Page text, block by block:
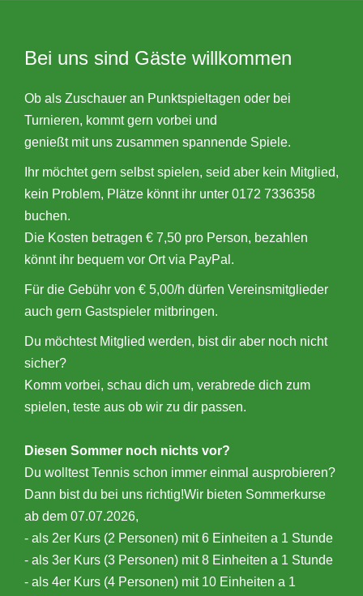
Bei uns sind Gäste willkommen
Ob als Zuschauer an Punktspieltagen oder bei
Turnieren, kommt gern vorbei und
genießt mit uns zusammen spannende Spiele.
Ihr möchtet gern selbst spielen, seid aber kein Mitglied,
kein Problem, Plätze könnt ihr unter 0172 7336358
buchen.
Die Kosten betragen € 7,50 pro Person, bezahlen
könnt ihr bequem vor Ort via PayPal.
Für die Gebühr von € 5,00/h dürfen Vereinsmitglieder
auch gern Gastspieler mitbringen.
Du möchtest Mitglied werden, bist dir aber noch nicht
sicher?
Komm vorbei, schau dich um, verabrede dich zum
spielen, teste aus ob wir zu dir passen.
Diesen Sommer noch nichts vor?
Du wolltest Tennis schon immer einmal ausprobieren?
Dann bist du bei uns richtig!Wir bieten Sommerkurse
ab dem 07.07.2026,
- als 2er Kurs (2 Personen) mit 6 Einheiten a 1 Stunde
- als 3er Kurs (3 Personen) mit 8 Einheiten a 1 Stunde
- als 4er Kurs (4 Personen) mit 10 Einheiten a 1